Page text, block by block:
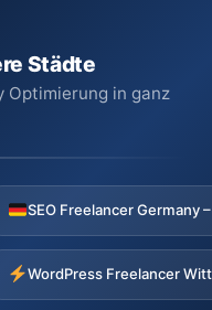
Städte
Optimierung in ganz
WordPress Freelancer